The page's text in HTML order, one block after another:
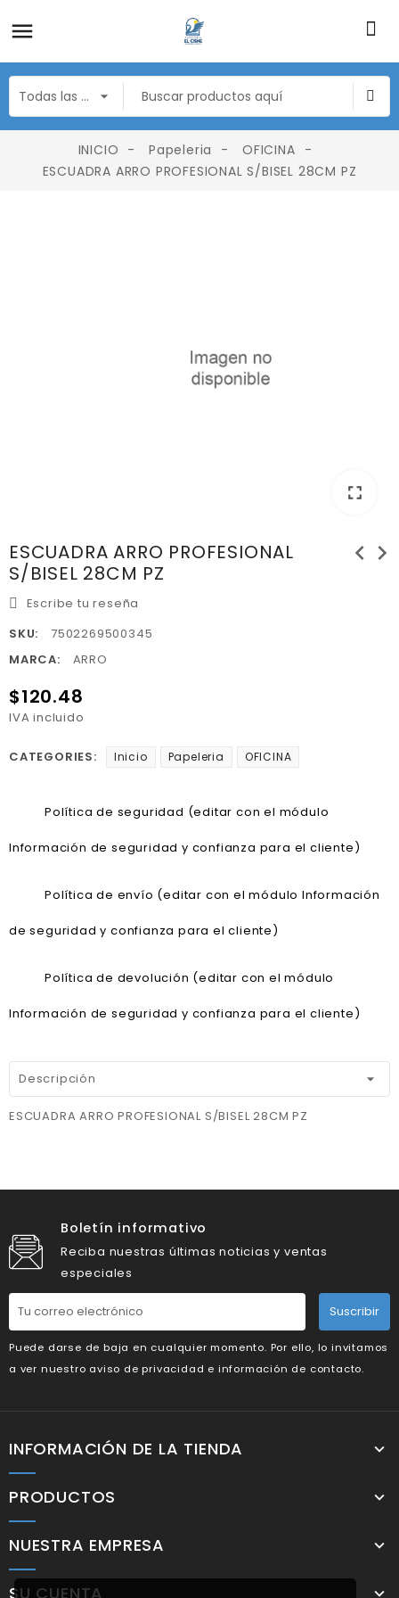
INICIO Papeleria
OFICINA
ESCUADRA ARRO PROFESIONAL S/BISEL 28CM PZ
fullscreen
ESCUADRA ARRO PROFESIONAL
S/BISEL 28CM PZ
chevron_left chevron_right
Escribe tu reseña
SKU:
7502269500345
MARCA:
ARRO
$120.48
IVA incluido
CATEGORIES: Inicio Papeleria OFICINA
Política de seguridad (editar con el módulo
Información de seguridad y confianza para el cliente)
Política de envío (editar con el módulo Información
de seguridad y confianza para el cliente)
Política de devolución (editar con el módulo
Información de seguridad y confianza para el cliente)
Descripción
ESCUADRA ARRO PROFESIONAL S/BISEL 28CM PZ
Boletín informativo
Reciba nuestras últimas noticias y ventas
especiales
Suscribir
Puede darse de baja en cualquier momento. Por ello, lo invitamos
a ver nuestro aviso de privacidad e información de contacto.
INFORMACIÓN DE LA TIENDA
PRODUCTOS
NUESTRA EMPRESA
SU CUENTA